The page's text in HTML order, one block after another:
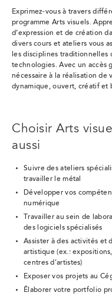
Exprimez-vous à travers
programme Arts visuels.
d’expression et de création
divers cours et ateliers vous
les disciplines traditionnelles
technologies. Avec un accès
nécessaire à la réalisation de
dynamique, ouvert, créatif et
Choisir Arts
aussi
Suivre des ateliers
travailler le métal
Développer vos
numérique
Travailler au sein de
des logiciels spécialisés
Assister à des activités et
artistique (ex.:
centres d’artistes)
Exposer vos projets au
Élaborer votre portfolio